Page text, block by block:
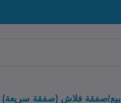
بيع/صفقة فلاش (صفقة سريعة)